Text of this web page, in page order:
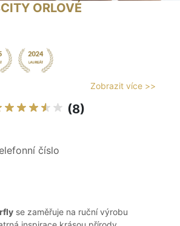
ORLOVÉ
Zobrazit více >>
(8)
číslo
se zaměřuje na ruční výrobu